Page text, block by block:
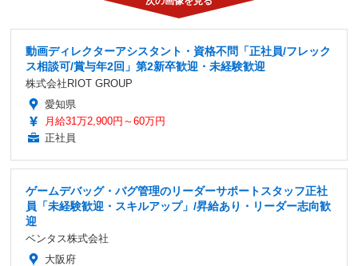
動画ディレクターアシスタント・資格不問「正社員/フレック
ス相談可/賞与年2回」第2新卒歓迎・未経験歓迎
株式会社RIOT GROUP
愛知県
月給31万2,900円～60万円
正社員
ゲームデバッグ・バグ管理のリーダーサポートスタッフ正社
員「未経験歓迎・スキルアップ」/昇給あり・リーダー志向歓
迎
ベンタス株式会社
大阪府